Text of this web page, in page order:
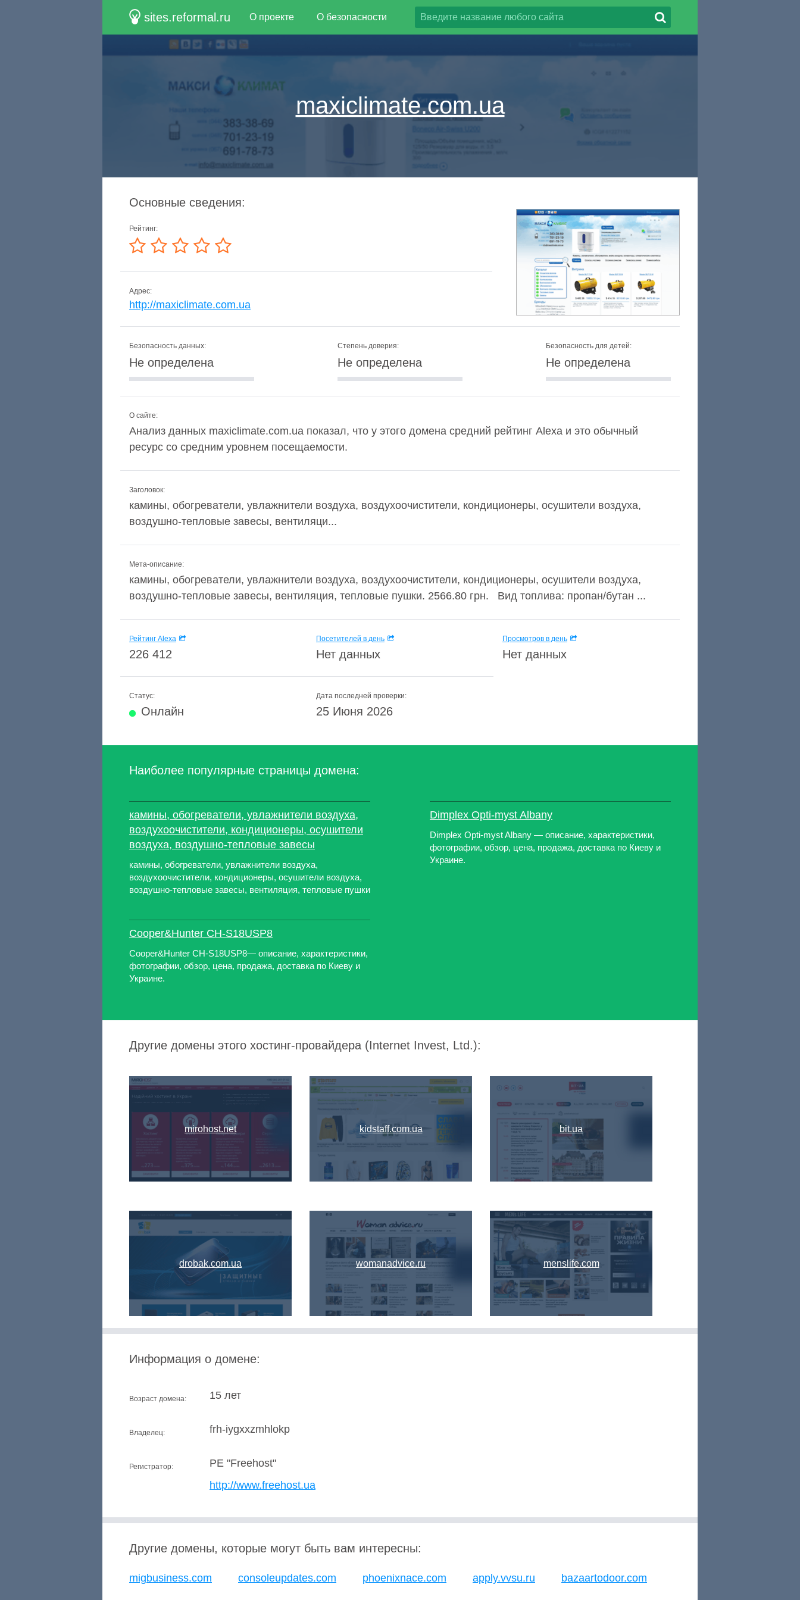
sites.reformal.ru О проекте О безопасности
maxiclimate.com.ua
Основные сведения:
Рейтинг:
Адрес:
http://maxiclimate.com.ua
Безопасность данных:
Не определена
Степень доверия:
Не определена
Безопасность для детей:
Не определена
О сайте:
Анализ данных maxiclimate.com.ua показал, что у этого домена средний рейтинг Alexa и это обычный
ресурс со средним уровнем посещаемости.
Заголовок:
камины, обогреватели, увлажнители воздуха, воздухоочистители, кондиционеры, осушители воздуха,
воздушно-тепловые завесы, вентиляци...
Мета-описание:
камины, обогреватели, увлажнители воздуха, воздухоочистители, кондиционеры, осушители воздуха,
воздушно-тепловые завесы, вентиляция, тепловые пушки. 2566.80 грн. Вид топлива: пропан/бутан ...
Рейтинг Alexa
226 412
Посетителей в день
Нет данных
Просмотров в день
Нет данных
Статус:
Онлайн
Дата последней проверки:
25 Июня 2026
Наиболее популярные страницы домена:
камины, обогреватели, увлажнители воздуха,
воздухоочистители, кондиционеры, осушители
воздуха, воздушно-тепловые завесы
камины, обогреватели, увлажнители воздуха,
воздухоочистители, кондиционеры, осушители воздуха,
воздушно-тепловые завесы, вентиляция, тепловые пушки
Cooper&Hunter CH-S18USP8
Cooper&Hunter CH-S18USP8— описание, характеристики,
фотографии, обзор, цена, продажа, доставка по Киеву и
Украине.
Dimplex Opti-myst Albany
Dimplex Opti-myst Albany — описание, характеристики,
фотографии, обзор, цена, продажа, доставка по Киеву и
Украине.
Другие домены этого хостинг-провайдера (Internet Invest, Ltd.):
mirohost.net
drobak.com.ua
kidstaff.com.ua
womanadvice.ru
bit.ua
menslife.com
Информация о домене:
Возраст домена: 15 лет
Владелец: frh-iygxxzmhlokp
Регистратор:
PE "Freehost"
http://www.freehost.ua
Другие домены, которые могут быть вам интересны:
migbusiness.com consoleupdates.com phoenixnace.com apply.vvsu.ru bazaartodoor.com